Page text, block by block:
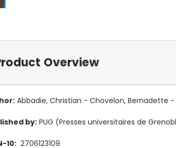
Overview
Abbadie, Christian - Chovelon, Bernadette -
by: PUG (Presses universitaires de
10: 2706123109